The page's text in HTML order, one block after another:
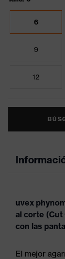
6
9
12
uvex
al corte (Cut
con las
El mejor